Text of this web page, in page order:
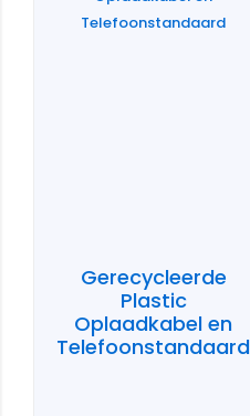
Gerecycleerde
Plastic
Oplaadkabel en
Telefoonstandaard